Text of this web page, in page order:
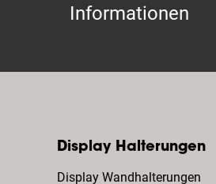
Informationen
Display Halterungen
Display Wandhalterungen